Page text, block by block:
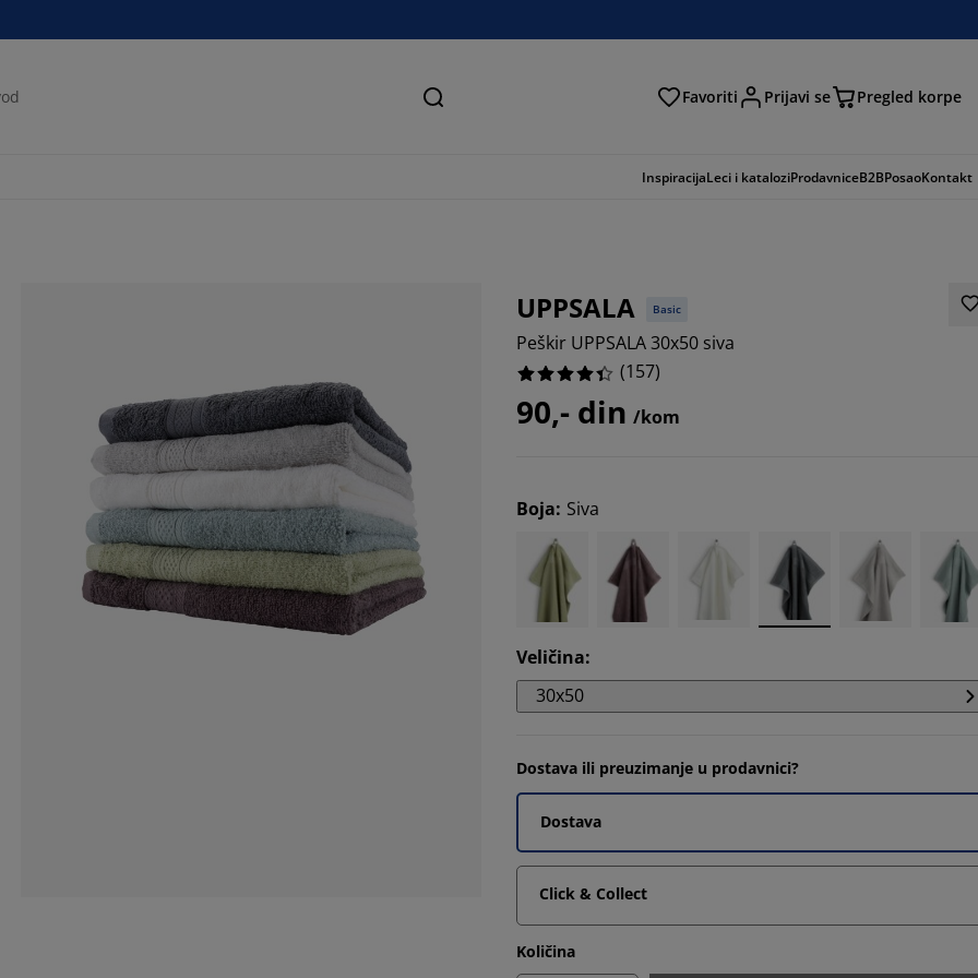
Pretraga Favoriti Prijavi se Pregled korpe
InspiracijaLeci i kataloziProdavniceB2BPosaoKontakt
UPPSALA Basic
Peškir UPPSALA 30x50 siva
(157)
90,- din /kom
Boja: Siva
Veličina:
30x50
Dostava ili preuzimanje u prodavnici?
Dostava
Click & Collect
Količina
69.42675159235668%
15.92356687898089%
7.006369426751593%
3.1847133757961785%
4.45859872611465%